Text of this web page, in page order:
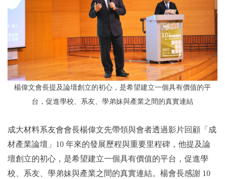
楊偉文會長提及論壇創立的初心，是希望建立一個具有價值的平
台，促進學校、系友、學弟妹與產業之間的真實連結
成大材料系友會會長楊偉文先帶領與會者透過影片回顧「成
材產業論壇」10 年來的發展歷程與重要里程碑，他提及論
壇創立的初心，是希望建立一個具有價值的平台，促進學
校、系友、學弟妹與產業之間的真實連結。楊會長感謝 10